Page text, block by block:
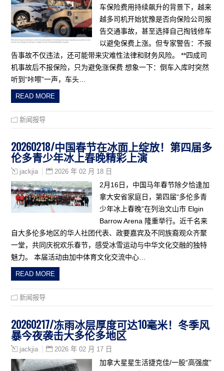
车保险费用持续飙升的背景下，越来
越多司机开始犹豫是否向保险公司报
告交通事故，甚至选择自己掏钱修车
以避免保费上涨。但专家警告：不报
告事故不仅违法，还可能带来灾难性法律和财务风险。 **四成司
机事故后不报保险，只为避免涨保费 想象一下：倒车入库时突然
听到“咔嚓”一声，车头…
READ MORE
新闻报导
20260218/中国春节在冰面上绽放！第四届多
伦多青少年冰上春晚精彩上演
jackjia 2026 年 02 月 18 日
2月16日，中国马年春节除夕恰逢加
拿大安省家庭日，第四届“多伦多青
少年冰上春晚”在列治文山市 Elgin
Barrow Arena 隆重举行。近千名来
自大多伦多地区的华人社团代表、政要嘉宾及不同族裔观众齐聚
一堂，共同庆祝欢乐春节，感受冰雪运动与中华文化交融的独特
魅力。 本届活动由加中体育文化交流中心…
READ MORE
新闻报导
20260217/冻雨冰层厚度可达10毫米！冬季风
暴今夜袭击大多伦多地区
jackjia 2026 年 02 月 17 日
加拿大星星生活捷克佳/一股“高强度”